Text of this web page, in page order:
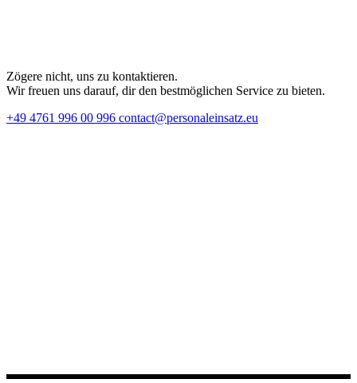
Zögere nicht, uns zu kontaktieren.
Wir freuen uns darauf, dir den bestmöglichen Service zu bieten.
+49 4761 996 00 996 contact@personaleinsatz.eu